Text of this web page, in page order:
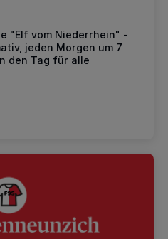
"Elf vom Niederrhein" -
jeden Morgen um 7
den Tag für alle